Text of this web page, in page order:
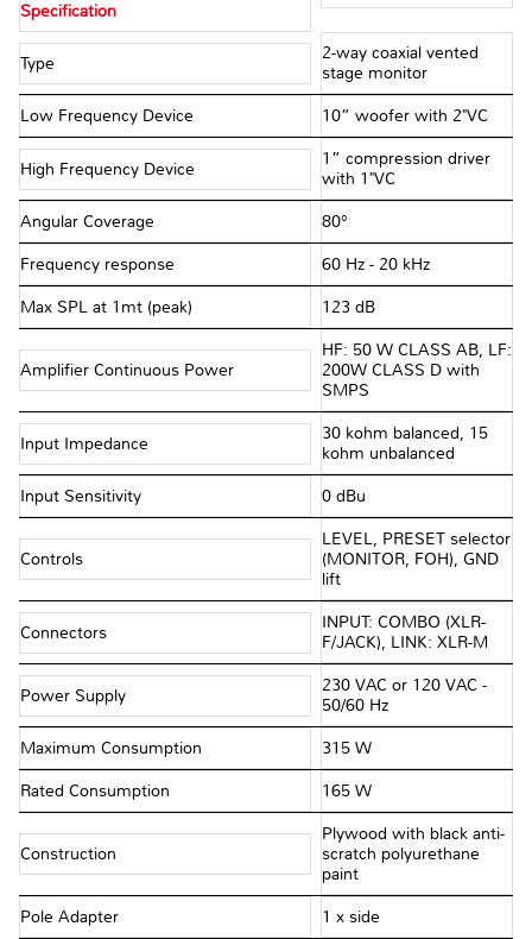
Specification
Type
2-way coaxial vented
stage monitor
Low Frequency Device 10” woofer with 2"VC
High Frequency Device
1” compression driver
with 1"VC
Angular Coverage 80°
Frequency response 60 Hz - 20 kHz
Max SPL at 1mt (peak) 123 dB
Amplifier Continuous Power
HF: 50 W CLASS AB, LF:
200W CLASS D with
SMPS
Input Impedance
30 kohm balanced, 15
kohm unbalanced
Input Sensitivity 0 dBu
Controls
LEVEL, PRESET selector
(MONITOR, FOH), GND
lift
Connectors
INPUT: COMBO (XLR-
F/JACK), LINK: XLR-M
Power Supply
230 VAC or 120 VAC -
50/60 Hz
Maximum Consumption 315 W
Rated Consumption 165 W
Construction
Plywood with black anti-
scratch polyurethane
paint
Pole Adapter 1 x side